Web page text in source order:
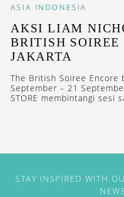
ASIA INDONESIA
AKSI LIAM
BRITISH SOIREE
JAKARTA
The British Soiree Encore
September – 21
STORE membintangi sesi
STAY INSPIRED WITH